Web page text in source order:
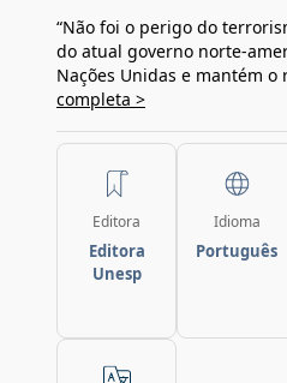
“Não foi o perigo do
do atual governo norte-
Nações Unidas e mantém
completa >
Editora
Editora
Unesp
Idioma
Português